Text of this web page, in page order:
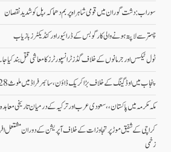
سوراب: دشت گوران میں قومی شاہراہ پر بم دھماکہ، پل کو شدید نقصان
چہتر سے لاپتہ ہونے والی کارگو بس کے ڈرائیور اور کنڈیکٹرز بازیاب
ٹول ٹیکس اور جرمانوں کے خلاف گڈز ٹرانسپورٹرز کا معاشی قتل بند کیا
پنجاب میں اوڈ گینگ کے خلاف بڑا کریک ڈاؤن، سائبر فراڈ میں ملوث 28 ملزمان گرفتار
مکہ مکرمہ میں پاکستان،، سعودی عرب اور ترکیہ کے درمیان تاریخی
کراچی کے شفیق موڑ پر تجاوزات کے خلاف آپریشن کے دوران مشتعل افراد
زخمی